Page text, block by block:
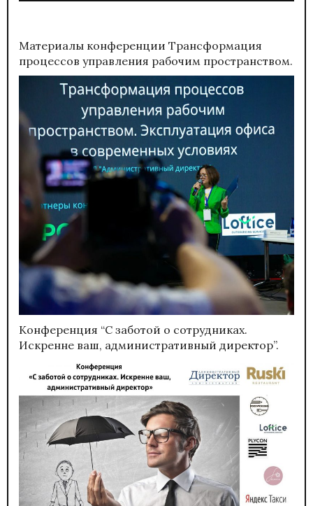
Материалы конференции Трансформация
процессов управления рабочим пространством.
Конференция “С заботой о сотрудниках.
Искренне ваш, административный директор”.